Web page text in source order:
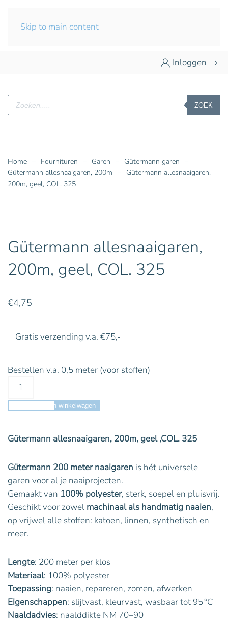
Skip to main content
Inloggen
Producten
zoeken
ZOEK
Home Fournituren Garen
Gütermann garen
Gütermann allesnaaigaren, 200m
Gütermann allesnaaigaren,
200m, geel, COL. 325
Gütermann allesnaaigaren,
200m, geel, COL. 325
€4,75
Gratis verzending v.a. €75,-
Bestellen v.a. 0,5 meter (voor stoffen)
Toevoegen aan winkelwagen
Gütermann allesnaaigaren, 200m, geel ,COL. 325
Gütermann 200 meter naaigaren is hét universele
garen voor al je naaiprojecten.
Gemaakt van 100% polyester, sterk, soepel en pluisvrij.
Geschikt voor zowel machinaal als handmatig naaien,
op vrijwel alle stoffen: katoen, linnen, synthetisch en
meer.
Lengte: 200 meter per klos
Materiaal: 100% polyester
Toepassing: naaien, repareren, zomen, afwerken
Eigenschappen: slijtvast, kleurvast, wasbaar tot 95 °C
Naaldadvies: naalddikte NM 70–90